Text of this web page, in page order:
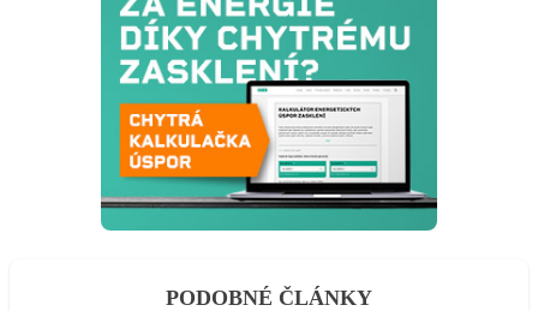
PODOBNÉ ČLÁNKY